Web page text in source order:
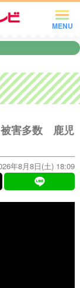
MENU
害多数 鹿児
年8月8日(土) 18:09